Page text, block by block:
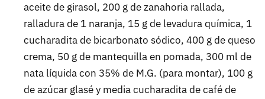
aceite de girasol, 200 g de zanahoria rallada,
ralladura de 1 naranja, 15 g de levadura química, 1
cucharadita de bicarbonato sódico, 400 g de queso
crema, 50 g de mantequilla en pomada, 300 ml de
nata líquida con 35% de M.G. (para montar), 100 g
de azúcar glasé y media cucharadita de café de